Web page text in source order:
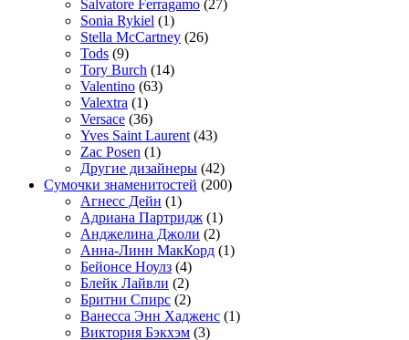
Salvatore Ferragamo (27)
Sonia Rykiel (1)
Stella McCartney (26)
Tods (9)
Tory Burch (14)
Valentino (63)
Valextra (1)
Versace (36)
Yves Saint Laurent (43)
Zac Posen (1)
Другие дизайнеры (42)
Сумочки знаменитостей (200)
Агнесс Дейн (1)
Адриана Партридж (1)
Анджелина Джоли (2)
Анна-Линн МакКорд (1)
Бейонсе Ноулз (4)
Блейк Лайвли (2)
Бритни Спирс (2)
Ванесса Энн Хадженс (1)
Виктория Бэкхэм (3)